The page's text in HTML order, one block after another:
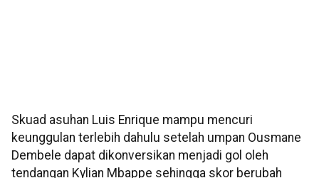
Skuad asuhan Luis Enrique mampu mencuri
keunggulan terlebih dahulu setelah umpan Ousmane
Dembele dapat dikonversikan menjadi gol oleh
tendangan Kylian Mbappe sehingga skor berubah